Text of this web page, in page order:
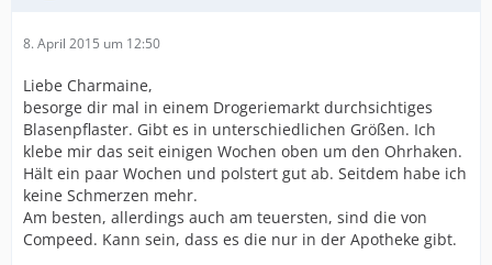
8. April 2015 um 12:50
Liebe Charmaine,
besorge dir mal in einem Drogeriemarkt durchsichtiges
Blasenpflaster. Gibt es in unterschiedlichen Größen. Ich
klebe mir das seit einigen Wochen oben um den Ohrhaken.
Hält ein paar Wochen und polstert gut ab. Seitdem habe ich
keine Schmerzen mehr.
Am besten, allerdings auch am teuersten, sind die von
Compeed. Kann sein, dass es die nur in der Apotheke gibt.